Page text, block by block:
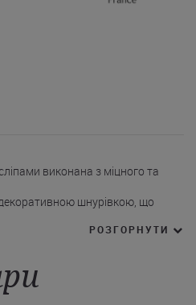
виконана з міцного та
шнурівкою, що
ліфтингу, а перехресні
з обох боків адаптуються
РОЗГОРНУТИ